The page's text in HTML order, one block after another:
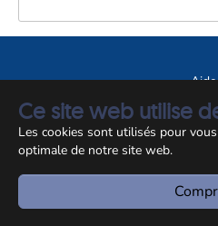
Ce site web utilise
Les cookies sont utilisés pour
optimale de notre site web.
Aide
A propos
Notice
© CCSS